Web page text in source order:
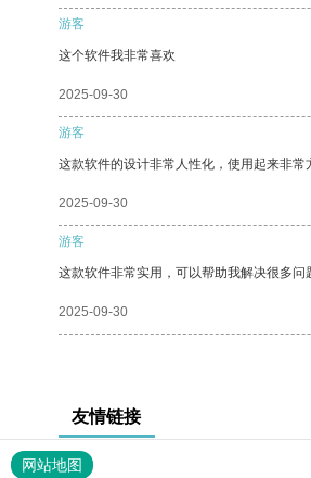
游客
这个软件我非常喜欢
2025-09-30
游客
这款软件的设计非常人性化，使用起来非常
2025-09-30
游客
这款软件非常实用，可以帮助我解决很多问
2025-09-30
友情链接
网站地图